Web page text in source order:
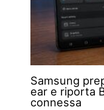
Samsung
ear e riporta
connessa